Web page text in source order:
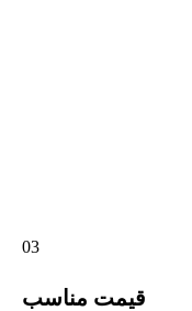
03
قیمت مناسب